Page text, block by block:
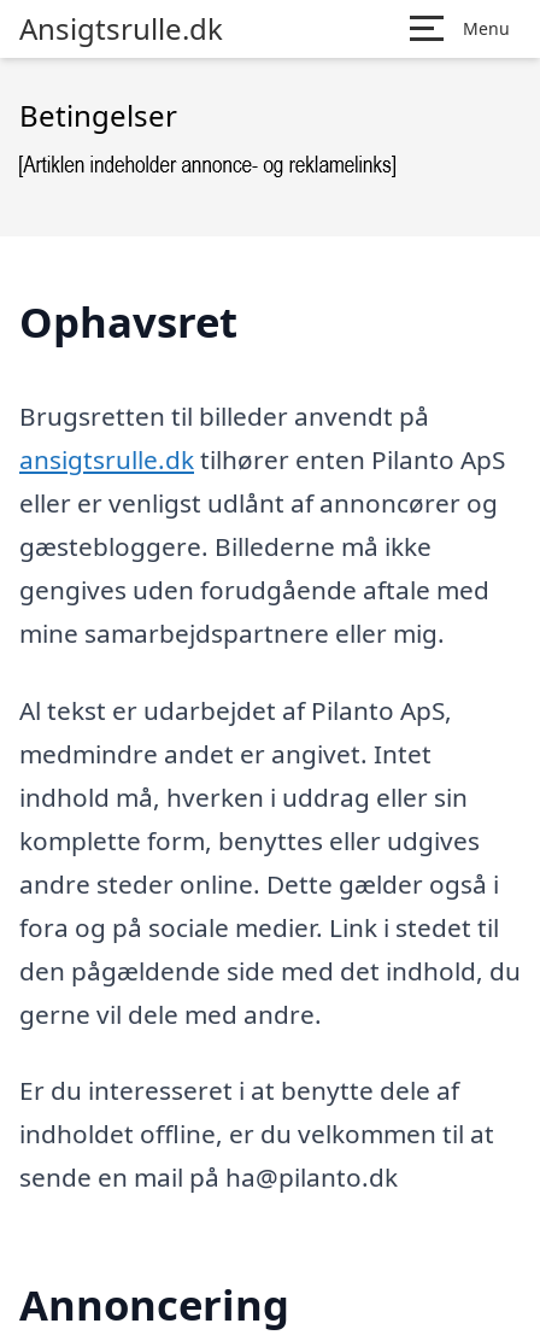
Ansigtsrulle.dk Menu
Betingelser
Ophavsret
Brugsretten til billeder anvendt på
ansigtsrulle.dktilhører enten Pilanto ApS
eller er venligst udlånt af annoncører og
gæstebloggere. Billederne må ikke
gengives uden forudgående aftale med
mine samarbejdspartnere eller mig.
Al tekst er udarbejdet af Pilanto ApS,
medmindre andet er angivet. Intet
indhold må, hverken i uddrag eller sin
komplette form, benyttes eller udgives
andre steder online. Dette gælder også i
fora og på sociale medier. Link i stedet til
den pågældende side med det indhold, du
gerne vil dele med andre.
Er du interesseret i at benytte dele af
indholdet offline, er du velkommen til at
sende en mail på ha@pilanto.dk
Annoncering